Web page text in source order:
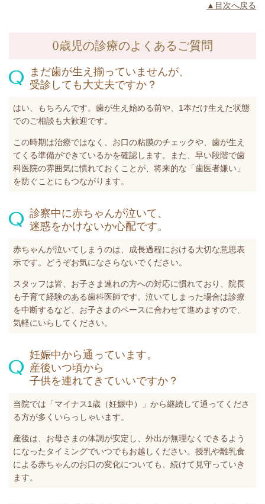
▲目次へ戻る
0歳児の診療のよくあるご質問
まだ歯が生え揃っていませんが、
受診しても大丈夫ですか？
はい、もちろんです。歯が生え始める前や、1本だけ生えた状態
でのご相談も大歓迎です。
この時期は治療ではなく、お口の粘膜のチェックや、歯が生え
てくる準備ができているかを確認します。また、早い段階で歯
科医院の雰囲気に慣れておくことが、将来的な「歯医者嫌い」
を防ぐことにもつながります。
診察中に赤ちゃんが泣いて、
迷惑をかけないか心配です。
赤ちゃんが泣いてしまうのは、成長過程における大切な意思表
示です。どうぞお気になさらないでください。
スタッフは皆、お子さま連れの方への対応に慣れており、院長
も子育て経験のある歯科医師です。泣いてしまった場合は診療
を中断するなど、お子さまのペースに合わせて進めますので、
気軽にいらしてください。
妊娠中から通っています。
産後いつ頃から
子供を連れてきていいですか？
当院では「マイナス1歳（妊娠中）」から継続して通ってくださ
る方が多くいらっしゃいます。
産後は、お母さまの体調が安定し、外出が無理なくできるよう
になったタイミングでいつでもお越しください。授乳や離乳食
による赤ちゃんのお口の変化についても、続けて見守っていき
ます。